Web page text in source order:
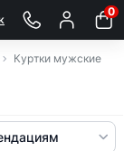
0
Куртки мужские